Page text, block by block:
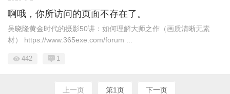
啊哦，你所访问的页面不存在了。
吴晓隆黄金时代的摄影50讲：如何理解大师之作（画质清晰无素
材） https://www.365exe.com/forum ...
442 1
上一页 第1页 下一页